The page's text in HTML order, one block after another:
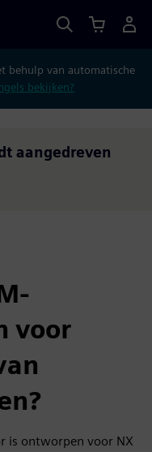
behulp van automatische
bekijken?
aangedreven
voor
is ontworpen voor NX